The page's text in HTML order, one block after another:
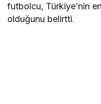
futbolcu, Türkiye’nin
olduğunu belirtti.